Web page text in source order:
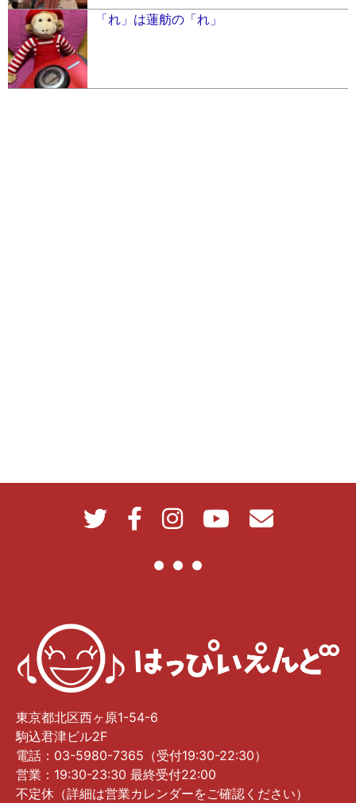
「れ」は蓮舫の「れ」
東京都北区西ヶ原1-54-6
駒込君津ビル2F
電話：03-5980-7365（受付19:30-22:30）
営業：19:30-23:30 最終受付22:00
不定休（詳細は営業カレンダーをご確認ください）